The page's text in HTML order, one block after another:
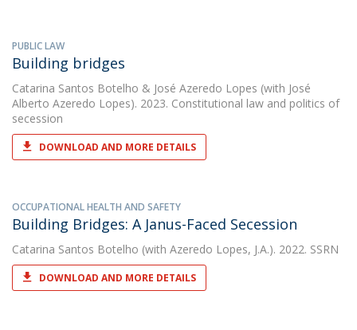
PUBLIC LAW
Building bridges
Catarina Santos Botelho & José Azeredo Lopes (with José
Alberto Azeredo Lopes). 2023. Constitutional law and politics of
secession
DOWNLOAD AND MORE DETAILS
OCCUPATIONAL HEALTH AND SAFETY
Building Bridges: A Janus-Faced Secession
Catarina Santos Botelho (with Azeredo Lopes, J.A.). 2022. SSRN
DOWNLOAD AND MORE DETAILS